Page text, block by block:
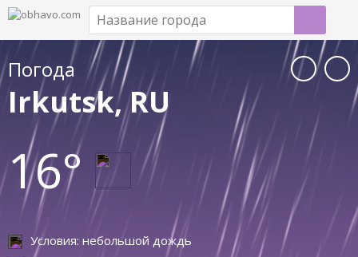
Погода
Irkutsk, RU
16°
Условия: небольшой дождь